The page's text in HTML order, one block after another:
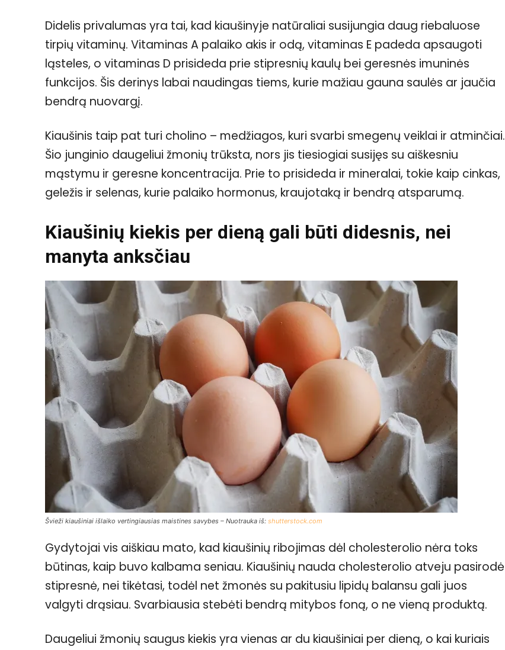
Didelis privalumas yra tai, kad kiaušinyje natūraliai susijungia daug riebaluose
tirpių vitaminų. Vitaminas A palaiko akis ir odą, vitaminas E padeda apsaugoti
ląsteles, o vitaminas D prisideda prie stipresnių kaulų bei geresnės imuninės
funkcijos. Šis derinys labai naudingas tiems, kurie mažiau gauna saulės ar jaučia
bendrą nuovargį.
Kiaušinis taip pat turi cholino – medžiagos, kuri svarbi smegenų veiklai ir atminčiai.
Šio junginio daugeliui žmonių trūksta, nors jis tiesiogiai susijęs su aiškesniu
mąstymu ir geresne koncentracija. Prie to prisideda ir mineralai, tokie kaip cinkas,
geležis ir selenas, kurie palaiko hormonus, kraujotaką ir bendrą atsparumą.
Kiaušinių kiekis per dieną gali būti didesnis, nei
manyta anksčiau
Švieži kiaušiniai išlaiko vertingiausias maistines savybes – Nuotrauka iš: shutterstock.com
Gydytojai vis aiškiau mato, kad kiaušinių ribojimas dėl cholesterolio nėra toks
būtinas, kaip buvo kalbama seniau. Kiaušinių nauda cholesterolio atveju pasirodė
stipresnė, nei tikėtasi, todėl net žmonės su pakitusiu lipidų balansu gali juos
valgyti drąsiau. Svarbiausia stebėti bendrą mitybos foną, o ne vieną produktą.
Daugeliui žmonių saugus kiekis yra vienas ar du kiaušiniai per dieną, o kai kuriais